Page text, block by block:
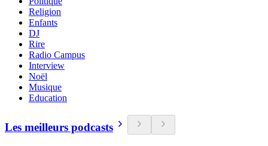
Religion
Enfants
DJ
Rire
Radio Campus
Interview
Noël
Musique
Education
Les meilleurs podcasts